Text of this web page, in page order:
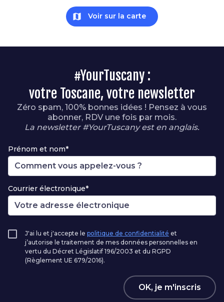
map Voir sur la carte
#YourTuscany :
votre Toscane, votre newsletter
Zéro spam, 100% bonnes idées ! Pensez à vous
abonner, RDV une fois par mois.
La newsletter #YourTuscany est en anglais.
Prénom et nom*
Courrier électronique*
J'ai lu et j'accepte le politique de confidentialité et
j’autorise le traitement de mes données personnelles en
vertu du Décret Législatif 196/2003 et du RGPD
(Règlement UE 679/2016).
OK, je m'inscris